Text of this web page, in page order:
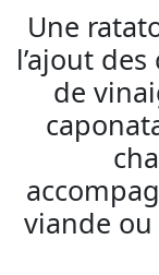
Une
l’ajout
de
viande ou